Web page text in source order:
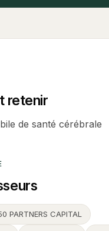
retenir
de santé cérébrale
PARTNERS CAPITAL